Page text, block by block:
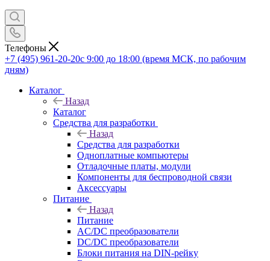
Телефоны
+7 (495) 961-20-20с 9:00 до 18:00 (время МСК, по рабочим
дням)
Каталог
Назад
Каталог
Средства для разработки
Назад
Средства для разработки
Одноплатные компьютеры
Отладочные платы, модули
Компоненты для беспроводной связи
Аксессуары
Питание
Назад
Питание
AC/DC преобразователи
DC/DC преобразователи
Блоки питания на DIN-рейку